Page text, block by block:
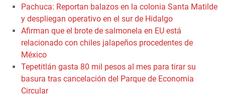
Pachuca: Reportan balazos en la colonia Santa Matilde
y despliegan operativo en el sur de Hidalgo
Afirman que el brote de salmonela en EU está
relacionado con chiles jalapeños procedentes de
México
Tepetitlán gasta 80 mil pesos al mes para tirar su
basura tras cancelación del Parque de Economía
Circular